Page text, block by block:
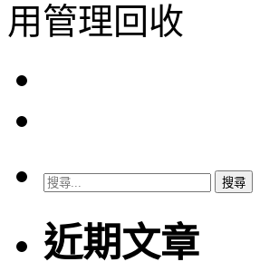
用管理回收
搜
關
鍵
近期文章